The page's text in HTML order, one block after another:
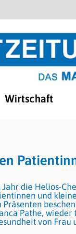
Wirtschaft
die Helios-
und
Pathe,
von Frau